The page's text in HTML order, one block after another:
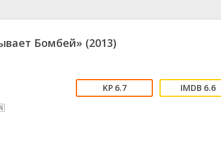
👨‍💼 Новости
😱 Ужасы
🤠 Фильм-нуар
🧝‍♂️ Фэнтези
Бомбей» (2013)
6.7 6.6